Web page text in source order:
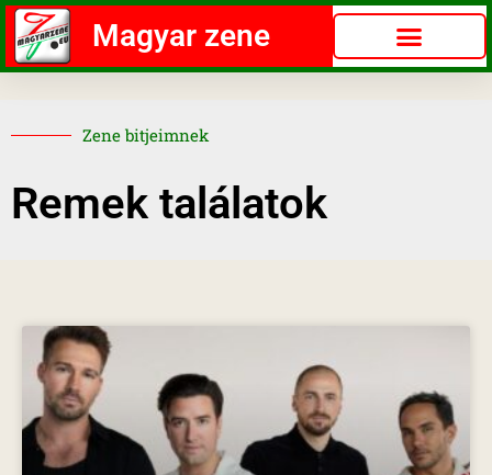
Magyar zene
Zene bitjeimnek
Remek találatok